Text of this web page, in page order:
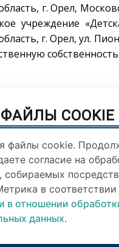
г. Орел,
учреждение
г. Орел, ул.
Л.С.
© Орловский
ФАЙЛЫ COOKIE
файлы cookie.
согласие на
собираемых
в соответствии
в отношении
данных.